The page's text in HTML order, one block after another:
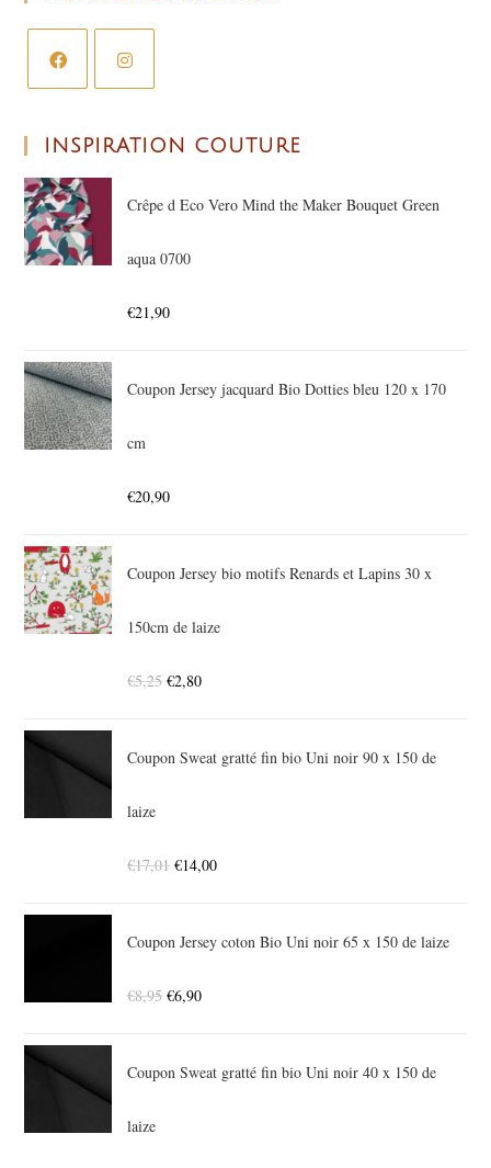
INSPIRATION COUTURE
Crêpe d Eco Vero Mind the Maker Bouquet Green
aqua 0700
€21,90
Coupon Jersey jacquard Bio Dotties bleu 120 x 170
cm
€20,90
Coupon Jersey bio motifs Renards et Lapins 30 x
150cm de laize
€5,25 €2,80
Coupon Sweat gratté fin bio Uni noir 90 x 150 de
laize
€17,01 €14,00
Coupon Jersey coton Bio Uni noir 65 x 150 de laize
€8,95 €6,90
Coupon Sweat gratté fin bio Uni noir 40 x 150 de
laize